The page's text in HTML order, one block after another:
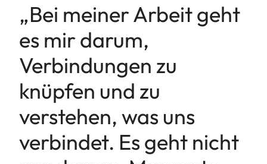
„Bei meiner Arbeit geht
es mir darum,
Verbindungen zu
knüpfen und zu
verstehen, was uns
verbindet. Es geht nicht